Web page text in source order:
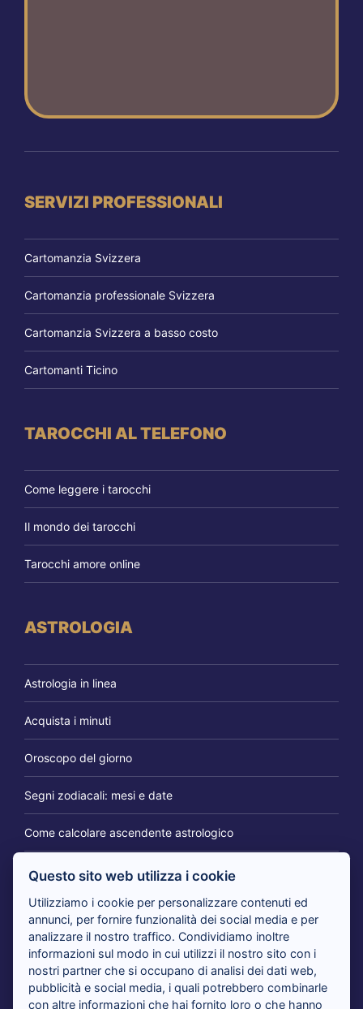
SERVIZI PROFESSIONALI
Cartomanzia Svizzera
Cartomanzia professionale Svizzera
Cartomanzia Svizzera a basso costo
Cartomanti Ticino
TAROCCHI AL TELEFONO
Come leggere i tarocchi
Il mondo dei tarocchi
Tarocchi amore online
ASTROLOGIA
Astrologia in linea
Acquista i minuti
Oroscopo del giorno
Segni zodiacali: mesi e date
Come calcolare ascendente astrologico
IL BLOG DEI CARTOMANTI
Tarocchi 365 giorni per te: il consulto per cambiare
prospettiva
Tarocchi nuovi amori in arrivo: i cartomanti rispondono
Questo sito web utilizza i cookie
Utilizziamo i cookie per personalizzare contenuti ed
annunci, per fornire funzionalità dei social media e per
analizzare il nostro traffico. Condividiamo inoltre
informazioni sul modo in cui utilizzi il nostro sito con i
nostri partner che si occupano di analisi dei dati web,
pubblicità e social media, i quali potrebbero combinarle
con altre informazioni che hai fornito loro o che hanno